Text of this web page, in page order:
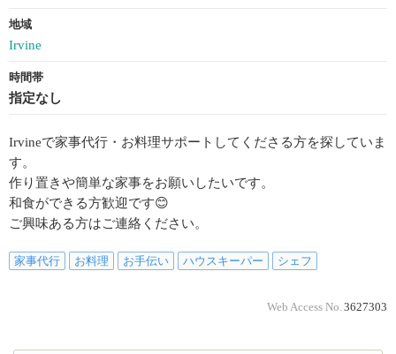
地域
Irvine
時間帯
指定なし
Irvineで家事代行・お料理サポートしてくださる方を探していま
す。
作り置きや簡単な家事をお願いしたいです。
和食ができる方歓迎です😊
ご興味ある方はご連絡ください。
家事代行 お料理 お手伝い ハウスキーパー シェフ
Web Access No. 3627303